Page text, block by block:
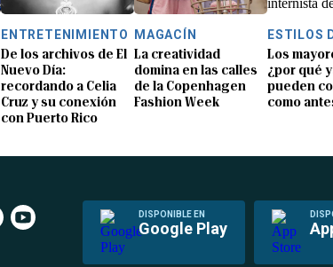
ENTRETENIMIENTO
De los archivos de El
Nuevo Día:
recordando a Celia
Cruz y su conexión
con Puerto Rico
MAGACÍN
La creatividad
domina en las calles
de la Copenhagen
Fashion Week
ESTILOS
Los
¿por qué
pueden
como
DISPONIBLE EN
Google Play